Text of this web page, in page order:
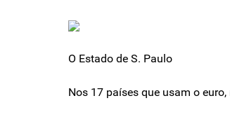
O Estado de S. Paulo
Nos 17 países que usam o